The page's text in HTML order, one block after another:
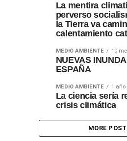
La mentira
perverso
la Tierra va
calentamiento
MEDIO AMBIENTE 10
NUEVAS
ESPAÑA
MEDIO AMBIENTE 1 año
La ciencia sería
crisis climática
MORE